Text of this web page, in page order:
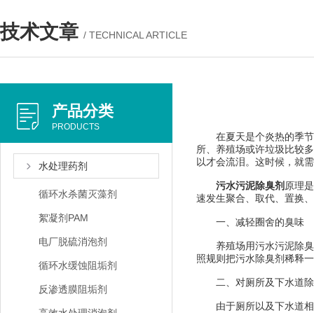
技术文章 / TECHNICAL ARTICLE
产品分类
PRODUCTS
水处理药剂
循环水杀菌灭藻剂
絮凝剂PAM
电厂脱硫消泡剂
循环水缓蚀阻垢剂
反渗透膜阻垢剂
在夏天是个炎热的季节
所、养殖场或许垃圾比较
以才会流泪。这时候，就
污水污泥除臭剂 原理
速发生聚合、取代、置换
一、减轻圈舍的臭味
养殖场用污水污泥除臭
照规则把污水除臭剂稀释
二、对厕所及下水道除
由于厕所以及下水道相